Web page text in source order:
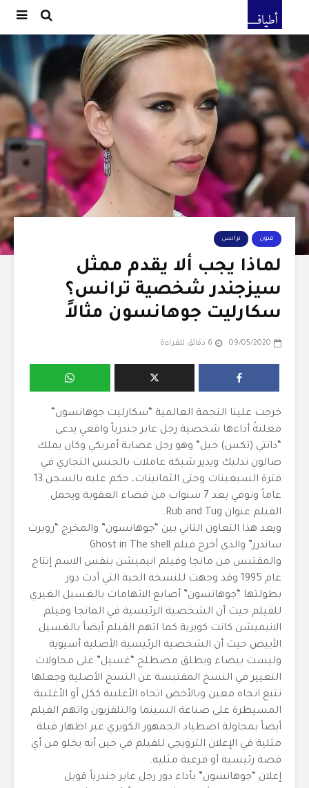
فنون ترانس
لماذا يجب ألا يقدم ممثل
سيزجندر شخصية ترانس؟
سكارليت جوهانسون مثالاً
09/05/2020 6 دقائق للقراءة
خرجت علينا النجمة العالمية “سكارليت جوهانسون”
معلنةً أداءها شخصية رجل عابر جندرياً واقعي يدعى
“دانتي (تكس) جيل” وهو رجل عصابة أمريكي وكان يملك
صالون تدليك ويدير شبكة عاملات بالجنس التجاري في
فترة السبعينات وحتى الثمانينات، حكم عليه بالسجن 13
عاماً وتوفي بعد 7 سنوات من قضاء العقوبة ويحمل
الفيلم عنوان Rub and Tug.
ويعد هذا التعاون الثاني بين “جوهانسون” والمخرج “روبرت
ساندرز” والذي أخرج فيلم Ghost in The shell
والمقتبس من مانجا وفيلم انيميشن بنفس الاسم إنتاج
عام 1995 وقد وجهت للنسخة الحية التي أدت دور
بطولتها “جوهانسون” أصابع الاتهامات بالغسيل الغيري
للفيلم حيث أن الشخصية الرئيسية في المانجا وفيلم
الانيميشن كانت كويرية كما اتهم الفيلم أيضاً بالغسيل
الأبيض حيث أن الشخصية الرئيسية الأصلية أسيوية
وليست بيضاء ويطلق مصطلح “غسيل” على محاولات
التغيير في النسخ المقتبسة عن النسخ الأصلية وجعلها
تتبع اتجاه معين وبالأخص اتجاه الأغلبية ككل أو الأغلبية
المسيطرة على صناعة السينما والتلفزيون واتهم الفيلم
أيضاً بمحاولة اصطياد الجمهور الكويري عبر اظهار قبلة
مثلية في الإعلان الترويجي للفيلم في حين أنه يخلو من أي
قصة رئيسية أو فرعية مثلية.
إعلان “جوهانسون” بأداء دور رجل عابر جندرياً قوبل